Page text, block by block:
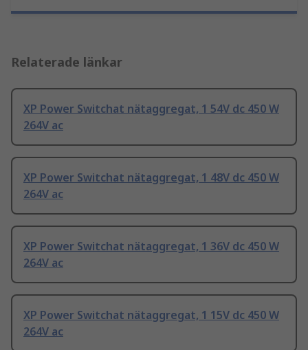
Relaterade länkar
XP Power Switchat nätaggregat, 1 54V dc 450 W
264V ac
XP Power Switchat nätaggregat, 1 48V dc 450 W
264V ac
XP Power Switchat nätaggregat, 1 36V dc 450 W
264V ac
XP Power Switchat nätaggregat, 1 15V dc 450 W
264V ac